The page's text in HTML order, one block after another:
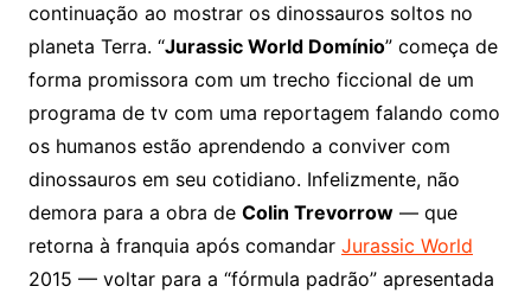
continuação ao mostrar os dinossauros soltos no
planeta Terra. “Jurassic World Domínio” começa de
forma promissora com um trecho ficcional de um
programa de tv com uma reportagem falando como
os humanos estão aprendendo a conviver com
dinossauros em seu cotidiano. Infelizmente, não
demora para a obra de Colin Trevorrow— que
retorna à franquia após comandar Jurassic World
2015 — voltar para a “fórmula padrão” apresentada